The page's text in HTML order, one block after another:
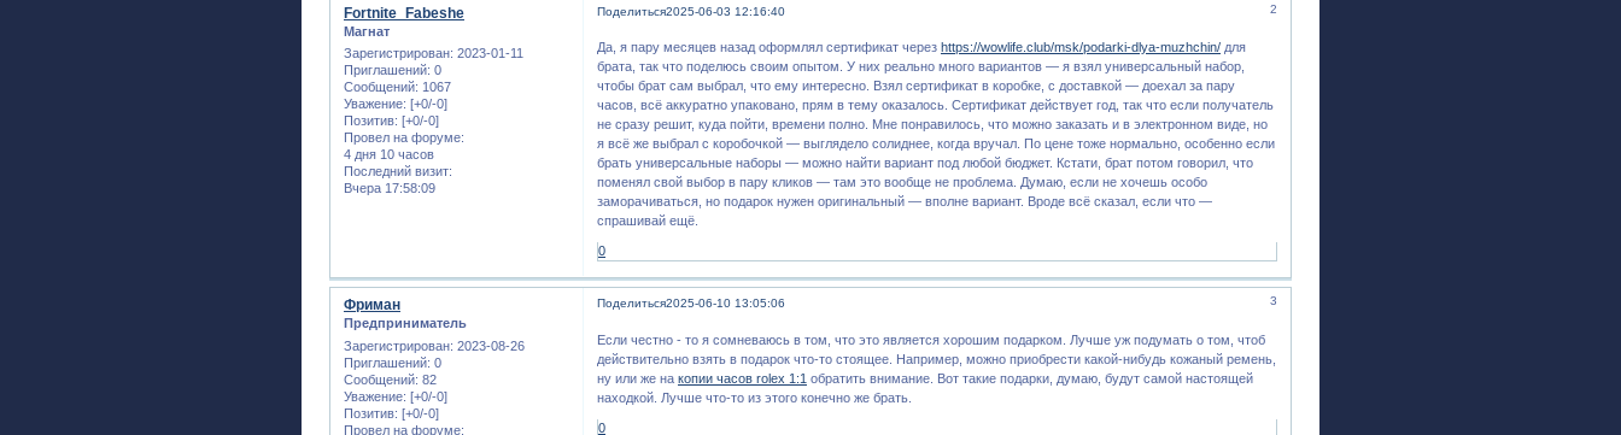
Поделиться 2
2025-06-03 12:16:40
Fortnite_Fabeshe
Магнат
Зарегистрирован: 2023-01-11
Приглашений: 0
Сообщений: 1067
Уважение: [+0/-0]
Позитив: [+0/-0]
Провел на форуме:
4 дня 10 часов
Последний визит:
Вчера 17:58:09
Да, я пару месяцев назад оформлял сертификат через https://wowlife.club/msk/podarki-dlya-muzhchin/ для
брата, так что поделюсь своим опытом. У них реально много вариантов — я взял универсальный набор,
чтобы брат сам выбрал, что ему интересно. Взял сертификат в коробке, с доставкой — доехал за пару
часов, всё аккуратно упаковано, прям в тему оказалось. Сертификат действует год, так что если получатель
не сразу решит, куда пойти, времени полно. Мне понравилось, что можно заказать и в электронном виде, но
я всё же выбрал с коробочкой — выглядело солиднее, когда вручал. По цене тоже нормально, особенно если
брать универсальные наборы — можно найти вариант под любой бюджет. Кстати, брат потом говорил, что
поменял свой выбор в пару кликов — там это вообще не проблема. Думаю, если не хочешь особо
заморачиваться, но подарок нужен оригинальный — вполне вариант. Вроде всё сказал, если что —
спрашивай ещё.
0
Поделиться 3
2025-06-10 13:05:06
Фриман
Предприниматель
Зарегистрирован: 2023-08-26
Приглашений: 0
Сообщений: 82
Уважение: [+0/-0]
Позитив: [+0/-0]
Провел на форуме:
Если честно - то я сомневаюсь в том, что это является хорошим подарком. Лучше уж подумать о том, чтоб
действительно взять в подарок что-то стоящее. Например, можно приобрести какой-нибудь кожаный ремень,
ну или же накопии часов rolex 1:1 обратить внимание. Вот такие подарки, думаю, будут самой настоящей
находкой. Лучше что-то из этого конечно же брать.
0